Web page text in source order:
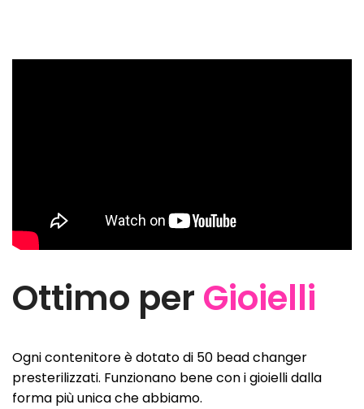
Ottimo per Gioielli
Ogni contenitore è dotato di 50 bead changer
presterilizzati. Funzionano bene con i gioielli dalla
forma più unica che abbiamo.